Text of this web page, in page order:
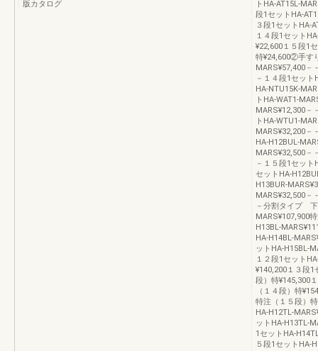
版カタログ
トHA-AT15L-
段1セットHA-
３段1セットHA-
１４段1セット
¥22,600１５段1
特¥24,600②手す
MARS¥57,400－
－１４段1セッ
HA-NTU15K-
トHA-WAT1-
MARS¥12,300－
トHA-WTU1-
MARS¥32,200
HA-H12BUL-
MARS¥32,500－
－１５段1セット
セットHA-
H13BUR-
MARS¥32,500－
－分割タイプ 下
MARS¥107,900
H13BL-
HA-H14BL-
ットHA-H15BL-
１２段1セット
¥140,200１３段1
段）特¥145,300
（１４段）特
特注（１５段）
HA-H12TL-
ットHA-H13TL-
1セットHA-
５段1セットHA-